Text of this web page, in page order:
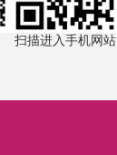
扫描进入手机网站